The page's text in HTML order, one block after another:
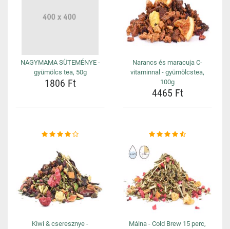
NAGYMAMA SÜTEMÉNYE -
gyümölcs tea, 50g
1806 Ft
Narancs és maracuja C-
vitaminnal - gyümölcstea,
100g
4465 Ft
Kiwi & cseresznye -
Málna - Cold Brew 15 perc,